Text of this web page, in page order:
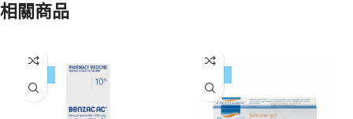
相關商品